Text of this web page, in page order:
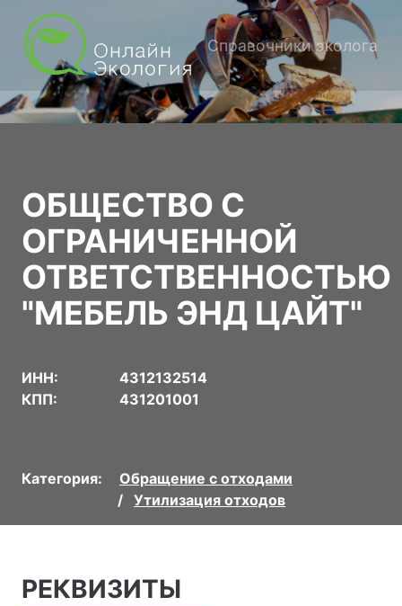
Справочники эколога
ОБЩЕСТВО С
ОГРАНИЧЕННОЙ
ОТВЕТСТВЕННОСТЬЮ
"МЕБЕЛЬ ЭНД ЦАЙТ"
ИНН:
4312132514
КПП:
431201001
Категория:
Обращение с отходами
Утилизация отходов
РЕКВИЗИТЫ